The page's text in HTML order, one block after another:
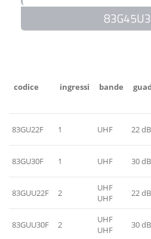
codice ingressi bande
83GU22F 1 UHF 22 dB
83GU30F 1 UHF 30 dB
83GUU22F 2
UHF
UHF
22 dB
83GUU30F 2
UHF
UHF
30 dB